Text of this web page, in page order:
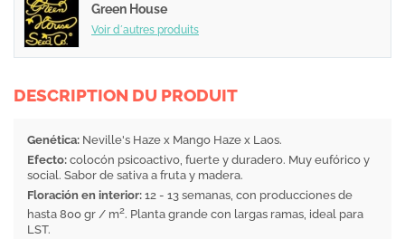
Green House
Voir d´autres produits
DESCRIPTION DU PRODUIT
Genética: Neville's Haze x Mango Haze x Laos.
Efecto: colocón psicoactivo, fuerte y duradero. Muy eufórico y
social. Sabor de sativa a fruta y madera.
Floración en interior: 12 - 13 semanas, con producciones de
hasta 800 gr / m2. Planta grande con largas ramas, ideal para
LST.